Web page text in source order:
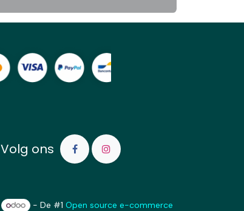
Volg ons
- De #1 Open source e-commerce